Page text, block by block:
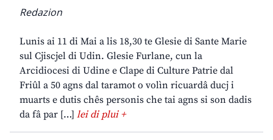
Redazion
Lunis ai 11 di Mai a lis 18,30 te Glesie di Sante Marie
sul Cjiscjel di Udin. Glesie Furlane, cun la
Arcidiocesi di Udine e Clape di Culture Patrie dal
Friûl a 50 agns dal taramot o volìn ricuardâ ducj i
muarts e dutis chês personis che tai agns si son dadis
da fâ par […] lei di plui +